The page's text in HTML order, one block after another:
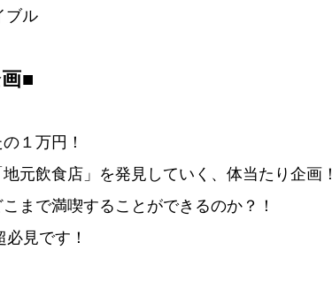
ブル
■
１万円！
元飲食店」を発見していく、体当たり企画！
まで満喫することができるのか？！
見です！